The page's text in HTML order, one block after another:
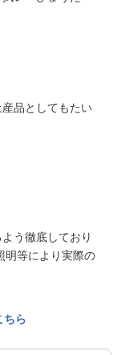
品としてもたい
う徹底しており
明等により実際の
ちら